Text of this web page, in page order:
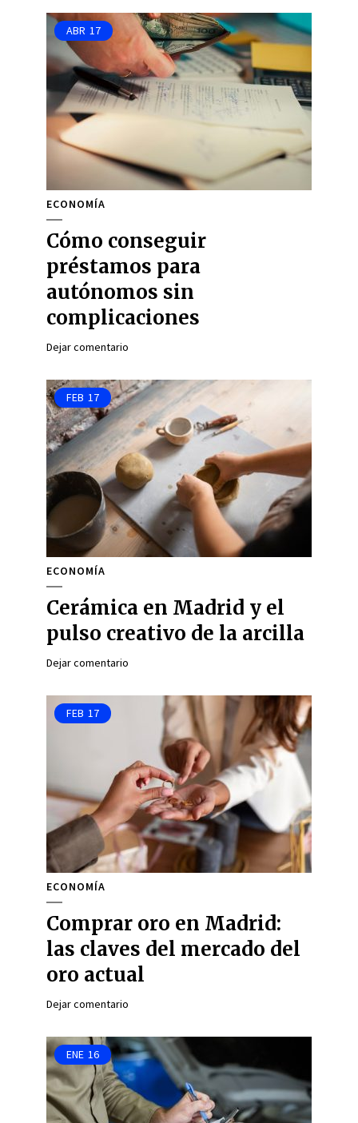
ABR 17
ECONOMÍA
Cómo conseguir
préstamos para
autónomos sin
complicaciones
Dejar comentario
FEB 17
ECONOMÍA
Cerámica en Madrid y el
pulso creativo de la arcilla
Dejar comentario
FEB 17
ECONOMÍA
Comprar oro en Madrid:
las claves del mercado del
oro actual
Dejar comentario
ENE 16